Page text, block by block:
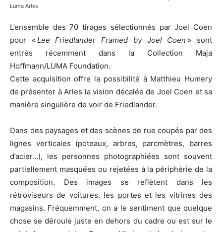
Luma Arles
L’ensemble des 70 tirages sélectionnés par Joel Coen
pour « Lee Friedlander Framed by Joel Coen » sont
entrés récemment dans la Collection Maja
Hoffmann/LUMA Foundation.
Cette acquisition offre la possibilité à Matthieu Humery
de présenter à Arles la vision décalée de Joel Coen et sa
manière singulière de voir de Friedlander.
Dans des paysages et des scènes de rue coupés par des
lignes verticales (poteaux, arbres, parcmètres, barres
d’acier…), les personnes photographiées sont souvent
partiellement masquées ou rejetées à la périphérie de la
composition. Des images se reflètent dans les
rétroviseurs de voitures, les portes et les vitrines des
magasins. Fréquemment, on a le sentiment que quelque
chose se déroule juste en dehors du cadre ou est sur le